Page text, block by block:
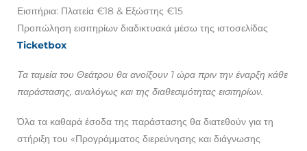
Εισιτήρια: Πλατεία €18 & Εξώστης €15
Προπώληση εισιτηρίων διαδικτυακά μέσω της ιστοσελίδας
Ticketbox
Τα ταμεία του Θεάτρου θα ανοίξουν 1 ώρα πριν την έναρξη κάθε
παράστασης, αναλόγως και της διαθεσιμότητας εισιτηρίων.
Όλα τα καθαρά έσοδα της παράστασης θα διατεθούν για τη
στήριξη του «Προγράμματος διερεύνησης και διάγνωσης